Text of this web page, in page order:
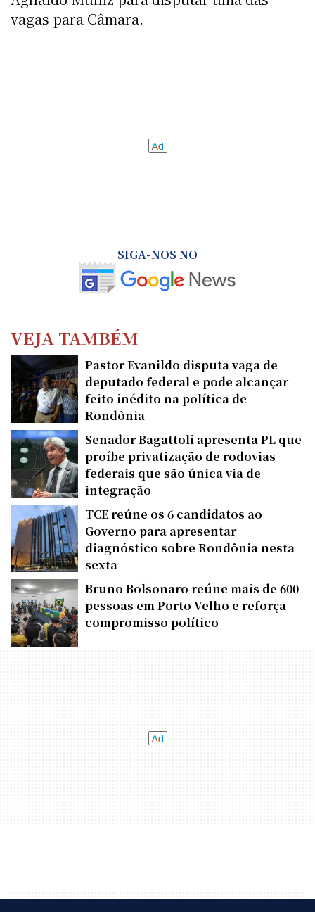
vagas para Câmara.
SIGA-NOS NO
VEJA TAMBÉM
Pastor Evanildo disputa vaga de
deputado federal e pode alcançar
feito inédito na política de
Rondônia
Senador Bagattoli apresenta PL que
proíbe privatização de rodovias
federais que são única via de
integração
TCE reúne os 6 candidatos ao
Governo para apresentar
diagnóstico sobre Rondônia nesta
sexta
Bruno Bolsonaro reúne mais de 600
pessoas em Porto Velho e reforça
compromisso político